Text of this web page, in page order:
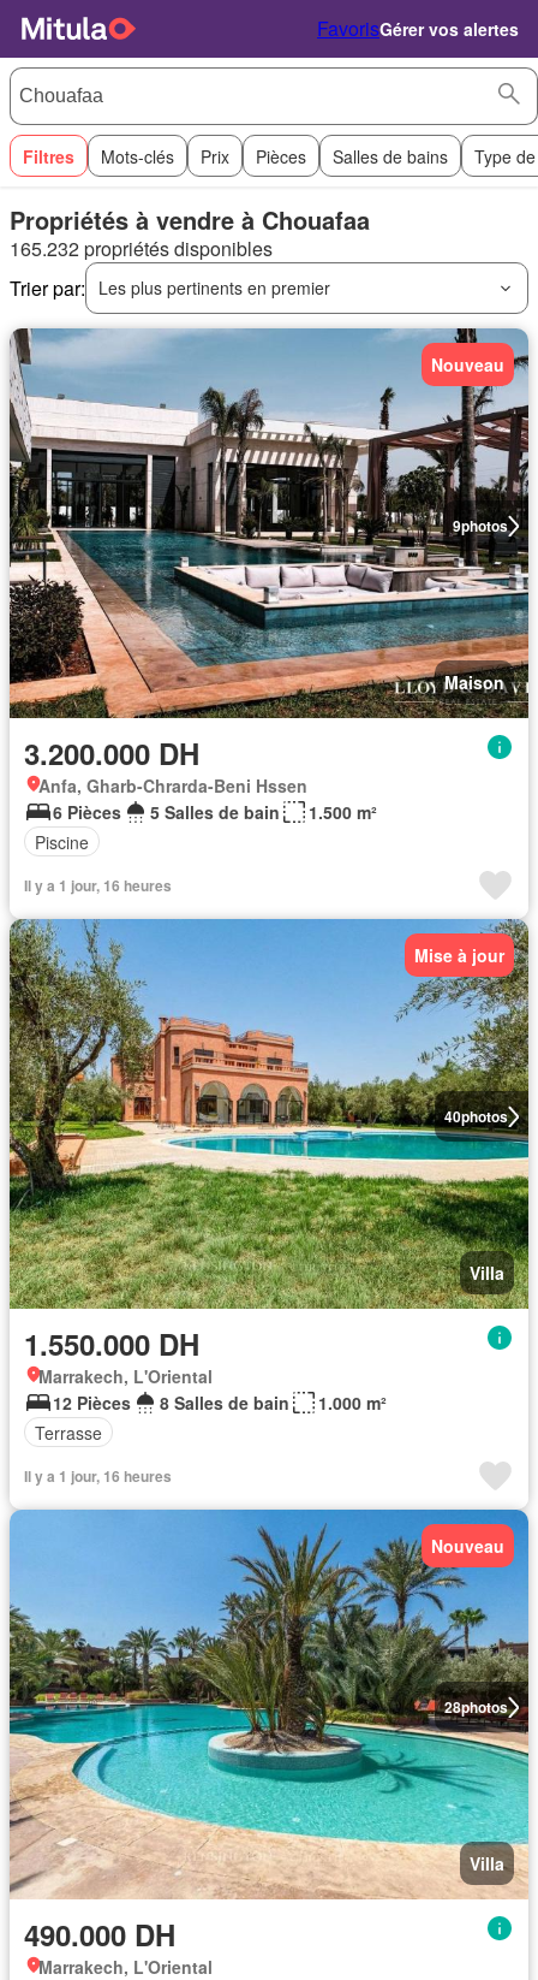
FavorisGérer vos alertes
Filtres Mots-clés Prix Pièces Salles de bains Type
Propriétés à vendre à Chouafaa
165.232 propriétés disponibles
Trier par:
Les plus pertinents en premier
9photos
Nouveau
Maison
3.200.000 DH
Anfa, Gharb-Chrarda-Beni Hssen
6 Pièces
5 Salles de bain
1.500 m²
Piscine
Il y a 1 jour, 16 heures
40photos
Mise à jour
Villa
1.550.000 DH
Marrakech, L'Oriental
12 Pièces
8 Salles de bain
1.000 m²
Terrasse
Il y a 1 jour, 16 heures
28photos
Nouveau
Villa
490.000 DH
Marrakech, L'Oriental